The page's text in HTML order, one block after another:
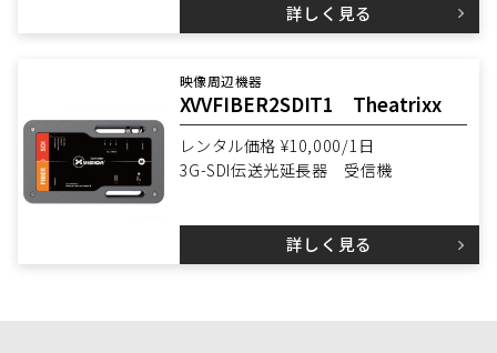
詳しく見る
映像周辺機器
XVVFIBER2SDIT1 Theatrixx
レンタル価格 ¥10,000/1日
3G-SDI伝送光延長器 受信機
詳しく見る